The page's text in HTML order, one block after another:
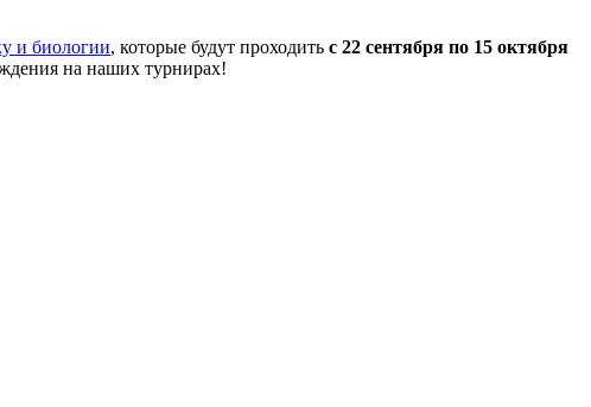
и биологии, которые будут проходить с 22 сентября по 15 октября
на наших турнирах!